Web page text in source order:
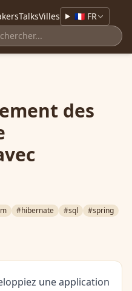
TalksVilles 🇫🇷 FR
des
#hibernate #sql
#spring
une application